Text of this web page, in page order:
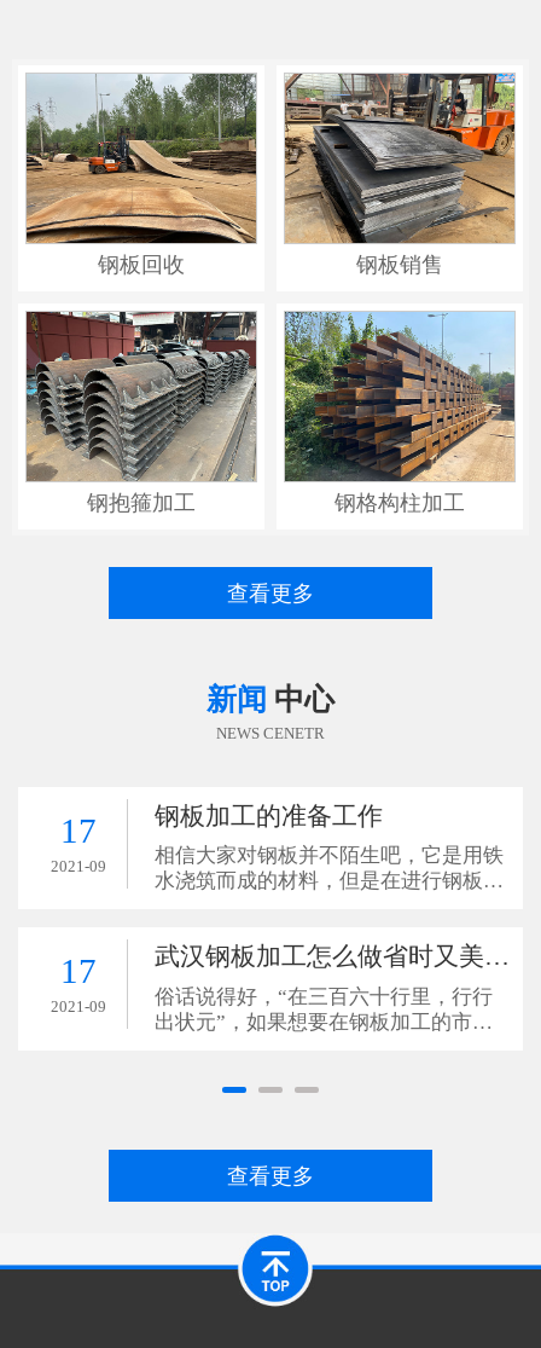
钢板回收 钢板销售
钢抱箍加工 钢格构柱加工
查看更多
新闻 中心
NEWS CENETR
17
2021-09
钢板加工的准备工作
相信大家对钢板并不陌生吧，它是用铁
水浇筑而成的材料，但是在进行钢板加
因为这个原因导致加工的不顺
17
2021-09
武汉钢板加工怎么做省时又美观？
俗话说得好，“在三百六十行里，行行
出状元”，如果想要在钢板加工的市场
切割技术切割钢板的时候，其
查看更多